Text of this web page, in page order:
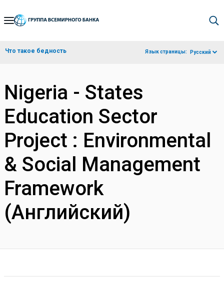
Skip
Navigation
Что такое бедность Язык страницы: Русский
Nigeria - States
Education Sector
Project : Environmental
& Social Management
Framework
(Английский)